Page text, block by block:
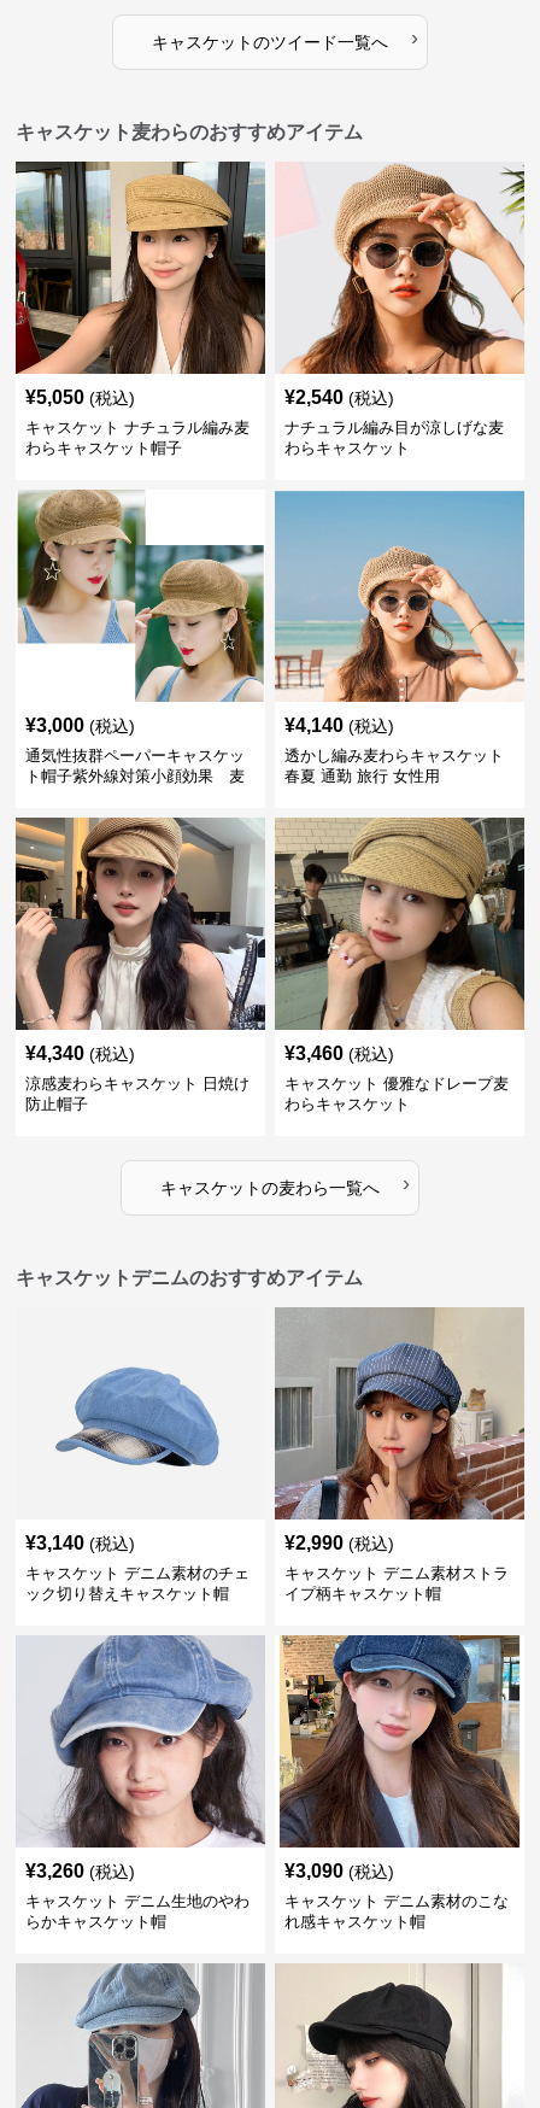
キャスケットのツイード一覧へ ›
キャスケット麦わらのおすすめアイテム
¥5,050 (税込)
キャスケット ナチュラル編み麦
わらキャスケット帽子
¥2,540 (税込)
ナチュラル編み目が涼しげな麦
わらキャスケット
¥3,000 (税込)
通気性抜群ペーパーキャスケッ
ト帽子紫外線対策小顔効果 麦
¥4,140 (税込)
透かし編み麦わらキャスケット
春夏 通勤 旅行 女性用
¥4,340 (税込)
涼感麦わらキャスケット 日焼け
防止帽子
¥3,460 (税込)
キャスケット 優雅なドレープ麦
わらキャスケット
キャスケットの麦わら一覧へ ›
キャスケットデニムのおすすめアイテム
¥3,140 (税込)
キャスケット デニム素材のチェ
ック切り替えキャスケット帽
¥2,990 (税込)
キャスケット デニム素材ストラ
イプ柄キャスケット帽
¥3,260 (税込)
キャスケット デニム生地のやわ
らかキャスケット帽
¥3,090 (税込)
キャスケット デニム素材のこな
れ感キャスケット帽